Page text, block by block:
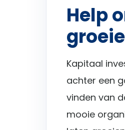
Help
Kapitaal
achter een
vinden van
mooie